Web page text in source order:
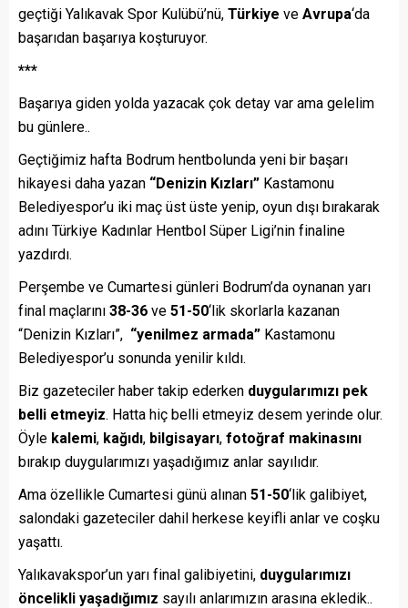
geçtiği Yalıkavak Spor Kulübü’nü, Türkiye ve Avrupa‘da
başarıdan başarıya koşturuyor.
***
Başarıya giden yolda yazacak çok detay var ama gelelim
bu günlere..
Geçtiğimiz hafta Bodrum hentbolunda yeni bir başarı
hikayesi daha yazan “Denizin Kızları” Kastamonu
Belediyespor’u iki maç üst üste yenip, oyun dışı bırakarak
adını Türkiye Kadınlar Hentbol Süper Ligi’nin finaline
yazdırdı.
Perşembe ve Cumartesi günleri Bodrum’da oynanan yarı
final maçlarını 38-36 ve 51-50‘lik skorlarla kazanan
“Denizin Kızları”, “yenilmez armada” Kastamonu
Belediyespor’u sonunda yenilir kıldı.
Biz gazeteciler haber takip ederken duygularımızı pek
belli etmeyiz. Hatta hiç belli etmeyiz desem yerinde olur.
Öyle kalemi, kağıdı, bilgisayarı, fotoğraf makinasını
bırakıp duygularımızı yaşadığımız anlar sayılıdır.
Ama özellikle Cumartesi günü alınan 51-50‘lik galibiyet,
salondaki gazeteciler dahil herkese keyifli anlar ve coşku
yaşattı.
Yalıkavakspor’un yarı final galibiyetini, duygularımızı
öncelikli yaşadığımız sayılı anlarımızın arasına ekledik..